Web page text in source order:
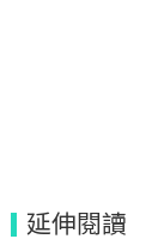
延伸閱讀